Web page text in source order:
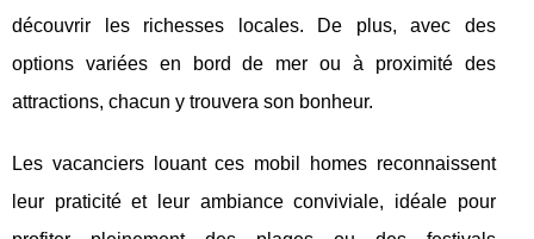
découvrir les richesses locales. De plus, avec des
options variées en bord de mer ou à proximité des
attractions, chacun y trouvera son bonheur.
Les vacanciers louant ces mobil homes reconnaissent
leur praticité et leur ambiance conviviale, idéale pour